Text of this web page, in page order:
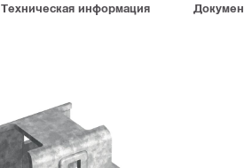
Техническая информация